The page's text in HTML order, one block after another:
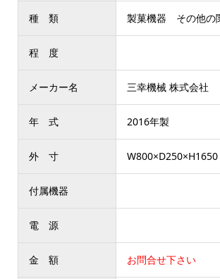
種 類 製菓機器 その他の
程 度
メーカー名 三幸機械 株式会社
年 式 2016年製
外 寸 W800×D250×H1650
付属機器
電 源
金 額 お問合せ下さい